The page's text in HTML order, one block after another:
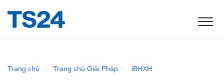
Trang chủ Trang chủ Giải Pháp iBHXH